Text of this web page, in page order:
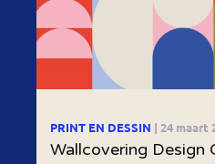
PRINT EN DESSIN | 24 maart
Wallcovering Design